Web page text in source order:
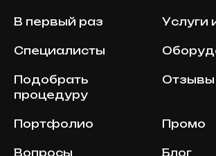
В первый раз Услуги
Специалисты
Подобрать
процедуру
Отзывы
Портфолио Промо
Вопросы Блог